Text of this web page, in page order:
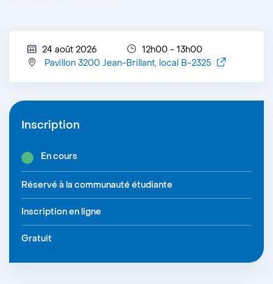
24 août 2026
12h00 - 13h00
Pavillon 3200 Jean-Brillant, local B-2325
Inscription
En cours
Réservé à la communauté étudiante
Inscription en ligne
Gratuit